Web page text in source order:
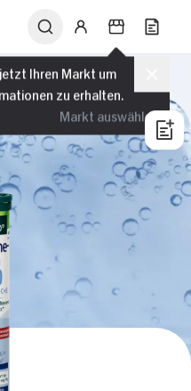
Ihren Markt um
zu erhalten.
Markt auswählen